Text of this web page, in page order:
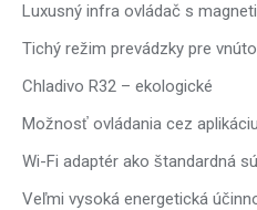
Luxusný infra ovládač s
Tichý režim prevádzky pre
Chladivo R32 – ekologické
Možnosť ovládania cez aplikáciu
Wi-Fi adaptér ako štandardná
Veľmi vysoká energetická